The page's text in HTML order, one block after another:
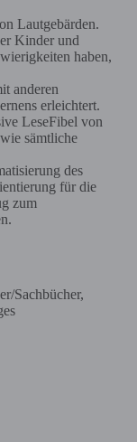
Lautgebärden.
Kinder und
haben,
anderen
erleichtert.
LeseFibel von
sämtliche
des
für die
zum
Sachbücher,